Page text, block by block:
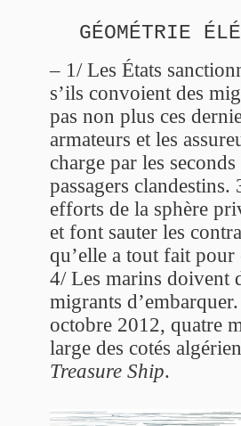
GÉOMÉTRIE
– 1/ Les États
s’ils convoient des
pas non plus ces
armateurs et les
charge par les
passagers
efforts de la sphère
et font sauter les
qu’elle a tout fait pour
4/ Les marins doivent
migrants
octobre 2012, quatre
large des cotés
Treasure Ship.